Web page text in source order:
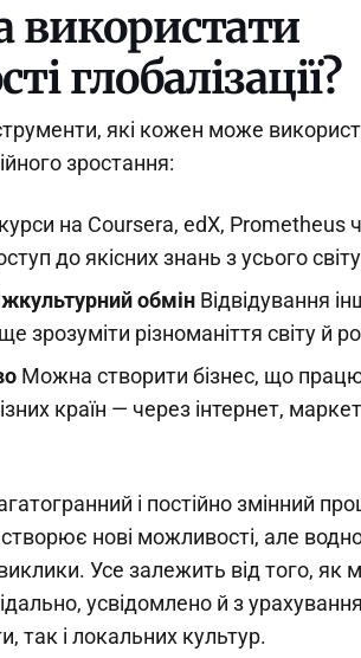
глобалізації?
які кожен може
зростання:
на Coursera, edX, Prometheus
до якісних знань з усього
обмін Відвідування
зрозуміти різноманіття світу й
Можна створити бізнес, що
країн — через інтернет,
і постійно змінний
нові можливості, але
Усе залежить від того, як
усвідомлено й з
так і локальних культур.